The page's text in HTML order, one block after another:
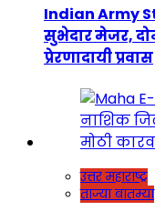
Indian Army
सुभेदार मेजर,
प्रेरणादायी प्रवास
उत्तर महाराष्ट्र
ताज्या बातम्या